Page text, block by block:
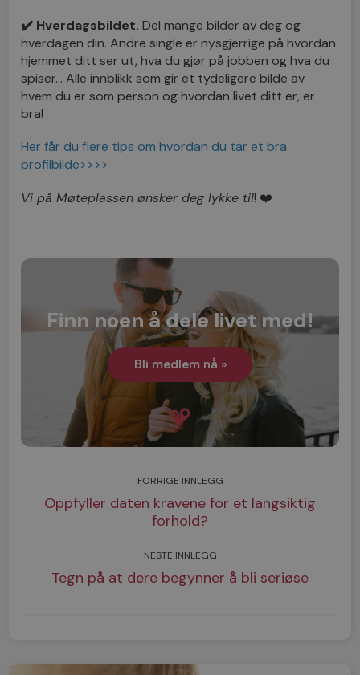
✔️ Hverdagsbildet. Del mange bilder av deg og
hverdagen din. Andre single er nysgjerrige på hvordan
hjemmet ditt ser ut, hva du gjør på jobben og hva du
spiser… Alle innblikk som gir et tydeligere bilde av
hvem du er som person og hvordan livet ditt er, er
bra!
Her får du flere tips om hvordan du tar et bra
profilbilde>>>>
Vi på Møteplassen ønsker deg lykke til! ❤️
Finn noen å dele livet med!
Bli medlem nå »
FORRIGE INNLEGG
Oppfyller daten kravene for et langsiktig
forhold?
NESTE INNLEGG
Tegn på at dere begynner å bli seriøse